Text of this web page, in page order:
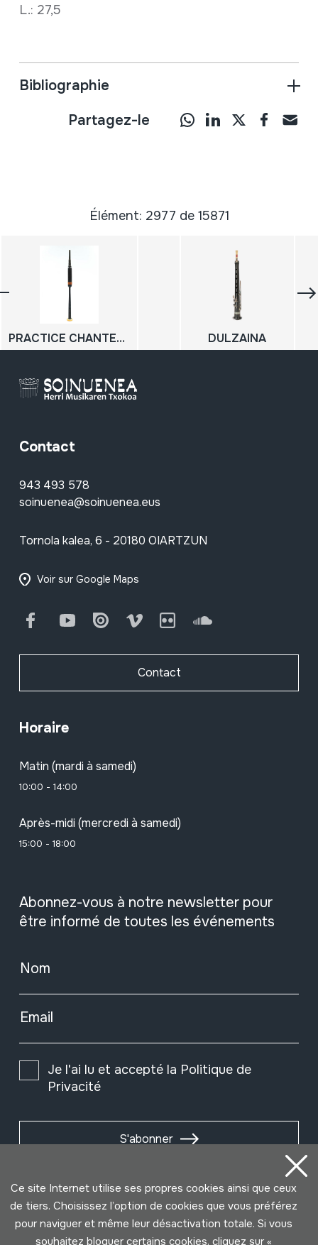
L.: 27,5
Bibliographie
Partagez-le
Élément: 2977 de 15871
PRACTICE CHANTERS; Bagpipe practice chanters DULZAINA
Contact
943 493 578
soinuenea@soinuenea.eus
Tornola kalea, 6 - 20180 OIARTZUN
Voir sur Google Maps
FacebookYoutube Issuu Vimeo Flickr SoundCloud
Contact
Horaire
Matin (mardi à samedi)
10:00 - 14:00
Après-midi (mercredi à samedi)
15:00 - 18:00
Abonnez-vous à notre newsletter pour
être informé de toutes les événements
Nom
Email
Je l'ai lu et accepté la Politique de
Privacité
S'abonner
Ce site Internet utilise ses propres cookies ainsi que ceux
de tiers. Choisissez l’option de cookies que vous préférez
pour naviguer et même leur désactivation totale. Si vous
souhaitez bloquer certains cookies, cliquez sur «